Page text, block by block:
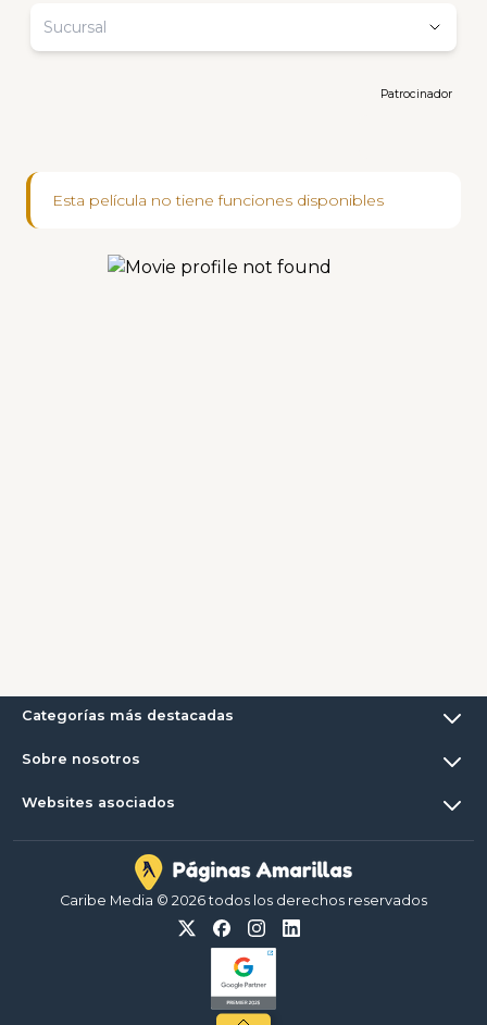
Sucursal
Patrocinador
Esta película no tiene funciones disponibles
Categorías más destacadas
Sobre nosotros
Websites asociados
Caribe Media © 2026 todos los derechos reservados